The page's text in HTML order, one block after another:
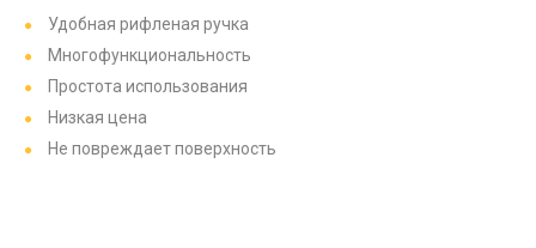
Удобная рифленая ручка
Многофункциональность
Простота использования
Низкая цена
Не повреждает поверхность